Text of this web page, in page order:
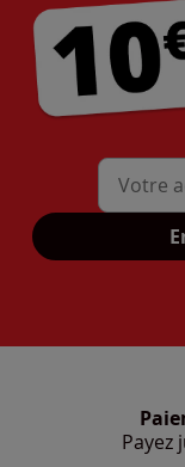
Payez